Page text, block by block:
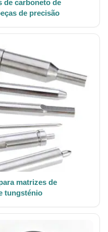
de carboneto de
de precisão
matrizes de
tungsténio